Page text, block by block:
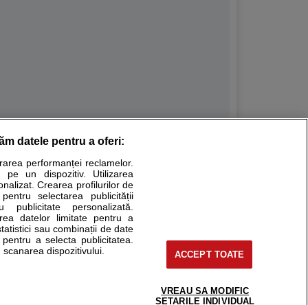
Ele nu pot substitui consultul medical direct si
fie medicul Dvs., fie unul dintre medicii pe care
pacient
support@sfatulmedicului.ro
datele pentru a oferi:
performanței reclamelor.
pe un dispozitiv. Utilizarea
Crearea profilurilor de
selectarea publicității
publicitate personalizată.
datelor limitate pentru a
sau combinații de date
a selecta publicitatea.
dispozitivului.
ACCEPT TOATE
VREAU SA MODIFIC
SETARILE INDIVIDUAL